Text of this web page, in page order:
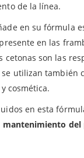
de la línea.
en su fórmula
presente en las
cetonas son las
utilizan también
cosmética.
en esta
mantenimiento del